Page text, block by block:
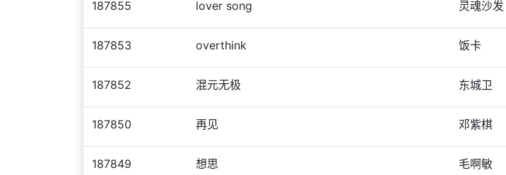
187855 lover song 灵魂沙发
187853 overthink 饭卡
187852 混元无极 东城卫
187850 再见 邓紫棋
187849 想思 毛啊敏